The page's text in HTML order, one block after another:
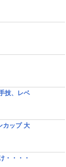
技、レベ
カップ 大
・・・・